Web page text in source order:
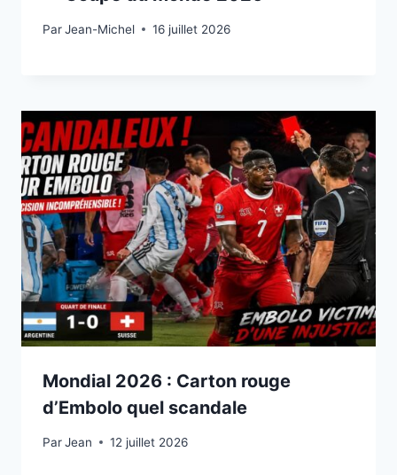
ParJean-Michel
15 juillet 2026 16 juillet 2026
Mondial 2026 : Carton rouge
d’Embolo quel scandale
ParJean
12 juillet 202612 juillet 2026